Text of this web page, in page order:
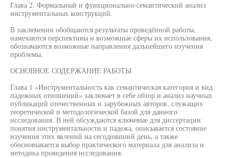
Глава 2. Формальный и функционально-семантический анализ
инструментальных конструкций.
В заключении обобщаются результаты проведённой работы,
намечаются перспективы и возможные сферы их использования,
обозначаются возможные направления дальнейшего изучения
проблемы.
ОСНОВНОЕ СОДЕРЖАНИЕ РАБОТЫ
Глава 1 «Инструментальность как семантическая категория и вид
падежных отношений» заключает в себе обзор и анализ научных
публикаций отечественных и зарубежных авторов, служащих
теоретической и методологической базой для данного
исследования. В ней обсуждаются ключевые для диссертации
понятия инструментальности и падежа, описывается состояние
изучения этих явлений на сегодняшний день, а также
обосновывается выбор практического материала для анализа и
методика проведения исследования.